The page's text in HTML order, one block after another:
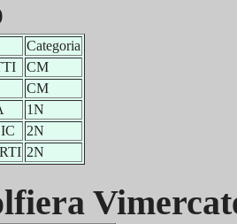
Categoria
CM
CM
1N
2N
2N